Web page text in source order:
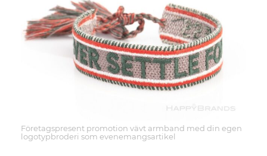
Företagspresent promotion vävt armband med din egen
logotypbroderi som evenemangsartikel